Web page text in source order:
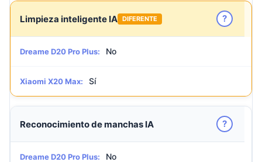
Limpieza inteligente IA DIFERENTE ?
Dreame D20 Pro Plus: No
Xiaomi X20 Max: Sí
Reconocimiento de manchas IA ?
Dreame D20 Pro Plus: No